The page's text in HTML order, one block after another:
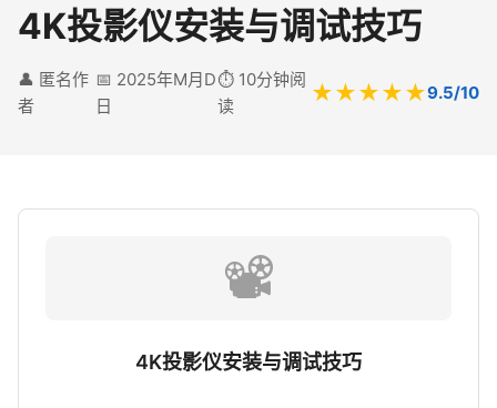
4K投影仪安装与调试技巧
👤 匿名作
者
📅 2025年M月D
日
⏱️ 10分钟阅
读
★★★★★9.5/10
📽️
4K投影仪安装与调试技巧